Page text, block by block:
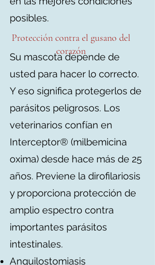
posibles.
Su mascota depende de
usted para hacer lo correcto.
Y eso significa protegerlos de
parásitos peligrosos. Los
veterinarios confían en
Interceptor® (milbemicina
oxima) desde hace más de 25
años. Previene la dirofilariosis
y proporciona protección de
amplio espectro contra
importantes parásitos
intestinales.
Anquilostomiasis
Protección contra el gusano del
corazón